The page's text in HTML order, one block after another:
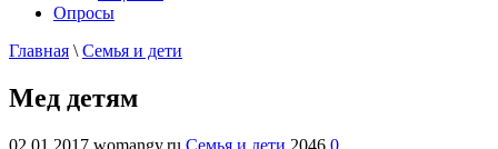
Опросы
Главная \ Семья и дети
Мед детям
02.01.2017 womangy.ru Семья и дети 2046 0